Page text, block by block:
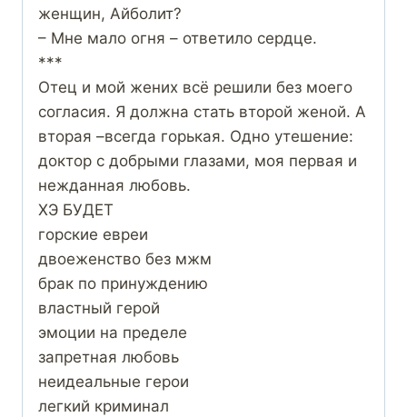
женщин, Айболит?
– Мне мало огня – ответило сердце.
***
Отец и мой жених всё решили без моего
согласия. Я должна стать второй женой. А
вторая –всегда горькая. Одно утешение:
доктор с добрыми глазами, моя первая и
нежданная любовь.
ХЭ БУДЕТ
горские евреи
двоеженство без мжм
брак по принуждению
властный герой
эмоции на пределе
запретная любовь
неидеальные герои
легкий криминал